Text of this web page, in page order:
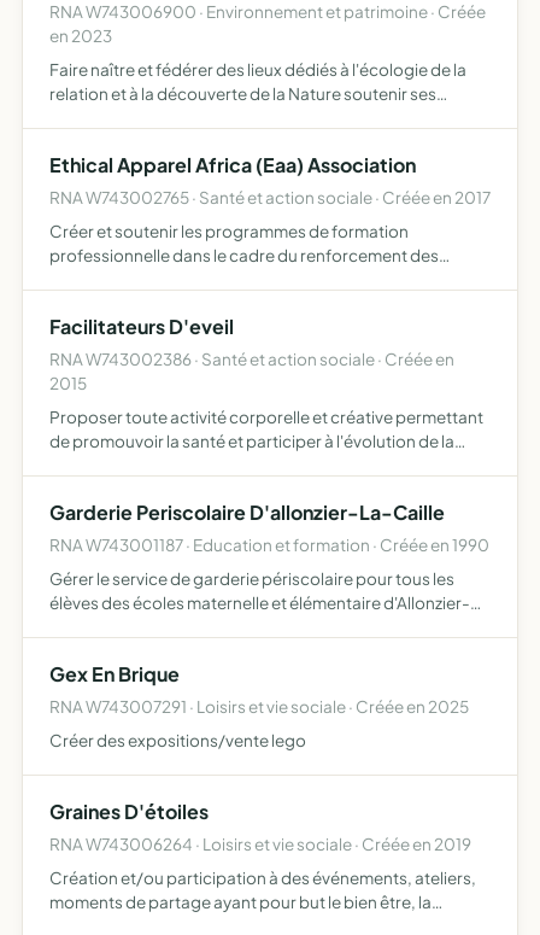
RNA W743006900 · Environnement et patrimoine · Créée
en 2023
Faire naître et fédérer des lieux dédiés à l'écologie de la
relation et à la découverte de la Nature soutenir ses
Ethical Apparel Africa (Eaa) Association
RNA W743002765 · Santé et action sociale · Créée en 2017
Créer et soutenir les programmes de formation
professionnelle dans le cadre du renforcement des
connexe …
Facilitateurs D'eveil
RNA W743002386 · Santé et action sociale · Créée en
2015
Proposer toute activité corporelle et créative permettant
de promouvoir la santé et participer à l'évolution de la
Garderie Periscolaire D'allonzier-La-Caille
RNA W743001187 · Education et formation · Créée en 1990
Gérer le service de garderie périscolaire pour tous les
élèves des écoles maternelle et élémentaire d'Allonzier-
Gex En Brique
RNA W743007291 · Loisirs et vie sociale · Créée en 2025
Créer des expositions/vente lego
Graines D'étoiles
RNA W743006264 · Loisirs et vie sociale · Créée en 2019
Création et/ou participation à des événements, ateliers,
moments de partage ayant pour but le bien être, la